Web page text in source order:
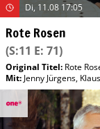
Di, 11.08 17:05
Rote Rosen
(S:11 E: 71)
Original Titel: Rote
Mit: Jenny Jürgens,